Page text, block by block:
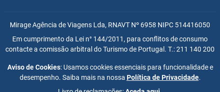
Mirage Agência de Viagens Lda, RNAVT Nº 6958 NIPC 514416050
Em cumprimento da Lei n° 144/2011, para conflitos de consumo
contacte a comissão arbitral do Turismo de Portugal. T.: 211 140 200
Aviso de Cookies: Usamos cookies essenciais para funcionalidade e
desempenho. Saiba mais na nossa Política de Privacidade.